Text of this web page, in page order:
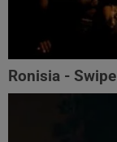
Ronisia - Swipe